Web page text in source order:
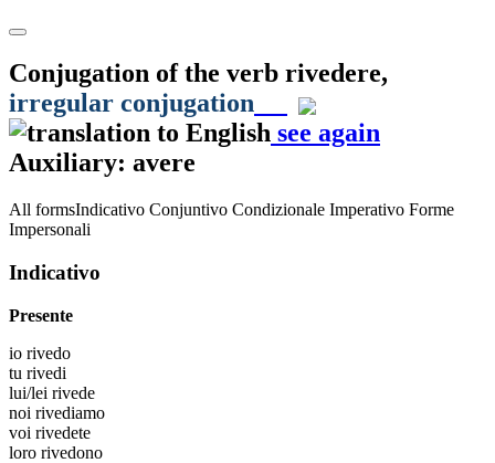
Conjugation of the verb rivedere,
irregular conjugation
see again
Auxiliary: avere
All formsIndicativo Conjuntivo Condizionale Imperativo Forme
Impersonali
Indicativo
Presente
io rivedo
tu rivedi
lui/lei rivede
noi rivediamo
voi rivedete
loro rivedono